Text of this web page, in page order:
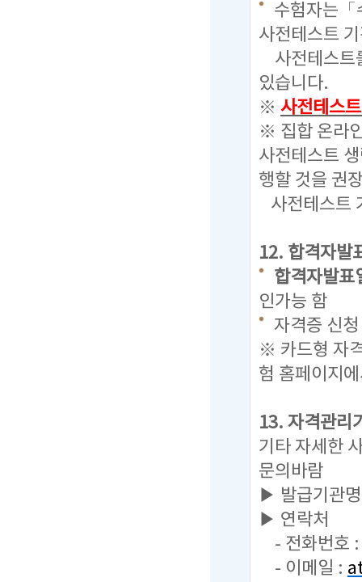
수험자는「
사전테스트
사전테스트
있습니다.
※ 사전테스
※ 집합 온라
사전테스트
행할 것을 권
사전테스트
12. 합격자발
합격자발
인가능 함
자격증 신
※ 카드형 자
험 홈페이지
13. 자격관리
기타 자세한
문의바람
▶ 발급기관
▶ 연락처
- 전화번호
- 이메일 :